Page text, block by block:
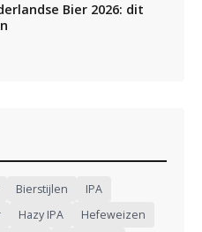
Bier 2026: dit
Bierstijlen
IPA
Hazy IPA
Hefeweizen